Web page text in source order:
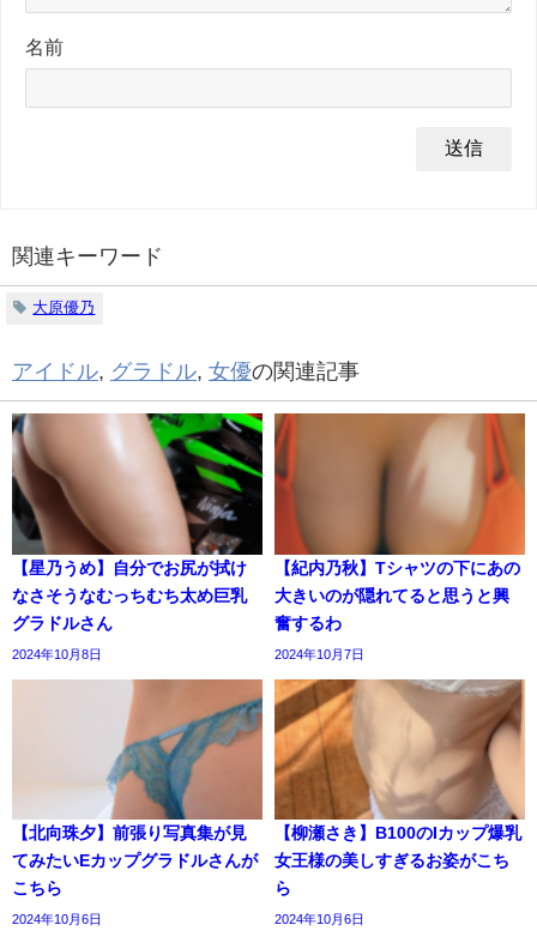
名前
関連キーワード
大原優乃
アイドル, グラドル, 女優の関連記事
【星乃うめ】自分でお尻が拭け
なさそうなむっちむち太め巨乳
グラドルさん
2024年10月8日
【紀内乃秋】Tシャツの下にあの
大きいのが隠れてると思うと興
奮するわ
2024年10月7日
【北向珠夕】前張り写真集が見
てみたいEカップグラドルさんが
こちら
2024年10月6日
【柳瀬さき】B100のIカップ爆乳
女王様の美しすぎるお姿がこち
ら
2024年10月6日